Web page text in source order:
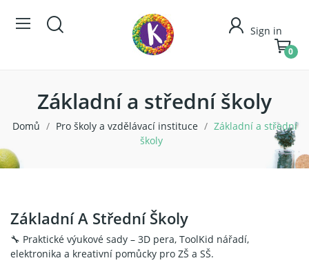
Sign in
0
Základní a střední školy
Domů Pro školy a vzdělávací instituce
Základní a střední
školy
Základní A Střední Školy
🔧 Praktické výukové sady – 3D pera, ToolKid nářadí,
elektronika a kreativní pomůcky pro ZŠ a SŠ.